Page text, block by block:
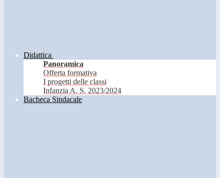
Didattica
Panoramica
Offerta formativa
I progetti delle classi
Infanzia A. S. 2023/2024
Bacheca Sindacale